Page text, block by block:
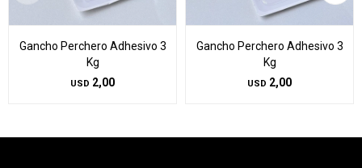
Gancho Perchero Adhesivo 3
Kg
USD 2,00
Gancho Perchero Adhesivo 3
Kg
USD 2,00